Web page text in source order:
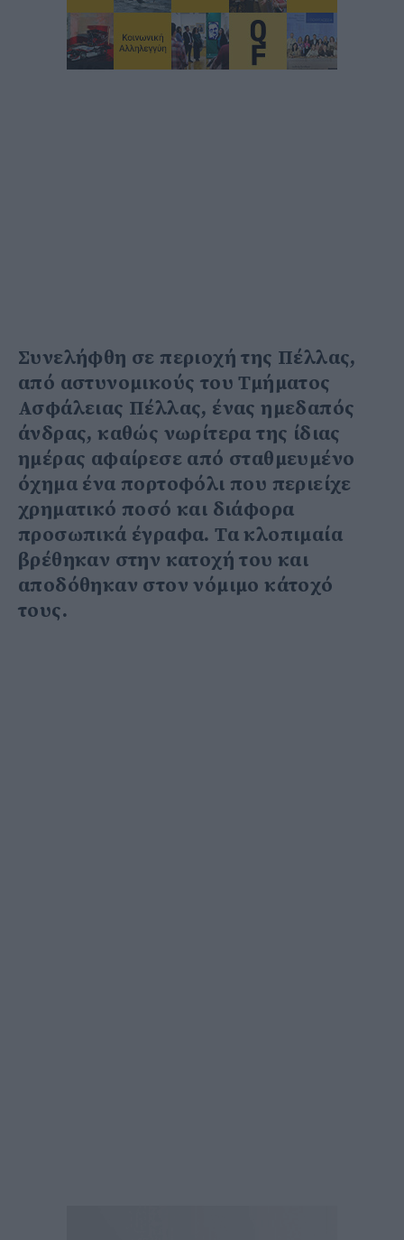
Συνελήφθη σε περιοχή της Πέλλας,
από αστυνομικούς του Τμήματος
Ασφάλειας Πέλλας, ένας ημεδαπός
άνδρας, καθώς νωρίτερα της ίδιας
ημέρας αφαίρεσε από σταθμευμένο
όχημα ένα πορτοφόλι που περιείχε
χρηματικό ποσό και διάφορα
προσωπικά έγραφα. Τα κλοπιμαία
βρέθηκαν στην κατοχή του και
αποδόθηκαν στον νόμιμο κάτοχό
τους.